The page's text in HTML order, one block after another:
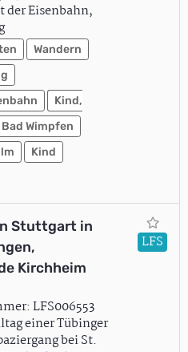
der Eisenbahn,
Wandern
Kind,
Bad Wimpfen
Kind
Stuttgart in
Kirchheim
LFS006553
einer Tübinger
bei St.
LFS